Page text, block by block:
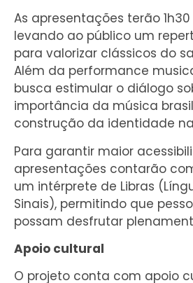
As apresentações terão
levando ao público um
para valorizar clássicos do
Além da performance
busca estimular o diálogo
importância da música
construção da identidade
Para garantir maior
apresentações contarão
um intérprete de Libras
Sinais), permitindo que
possam desfrutar
Apoio cultural
O projeto conta com apoio